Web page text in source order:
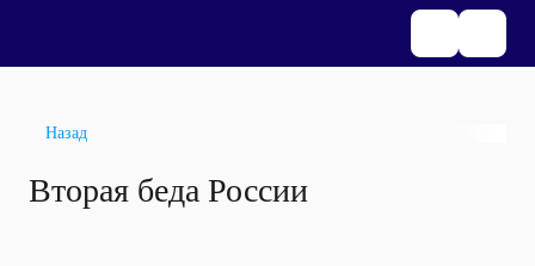
Назад
Вторая беда России